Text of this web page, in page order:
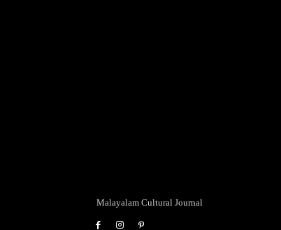
Malayalam Cultural Journal